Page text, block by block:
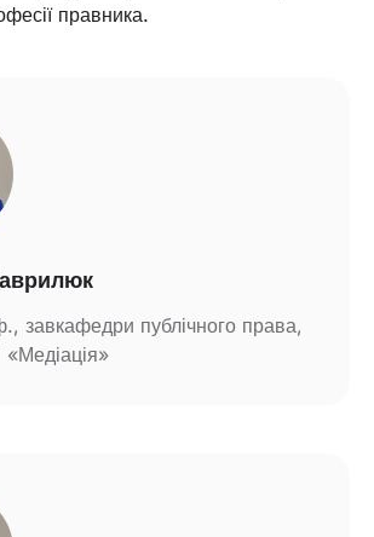
правника.
завкафедри публічного права,